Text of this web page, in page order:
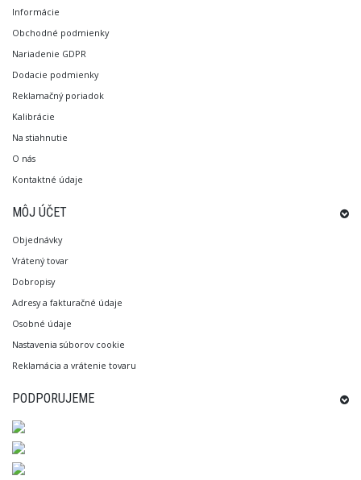
Informácie
Obchodné podmienky
Nariadenie GDPR
Dodacie podmienky
Reklamačný poriadok
Kalibrácie
Na stiahnutie
O nás
Kontaktné údaje
MÔJ ÚČET
Objednávky
Vrátený tovar
Dobropisy
Adresy a fakturačné údaje
Osobné údaje
Nastavenia súborov cookie
Reklamácia a vrátenie tovaru
PODPORUJEME